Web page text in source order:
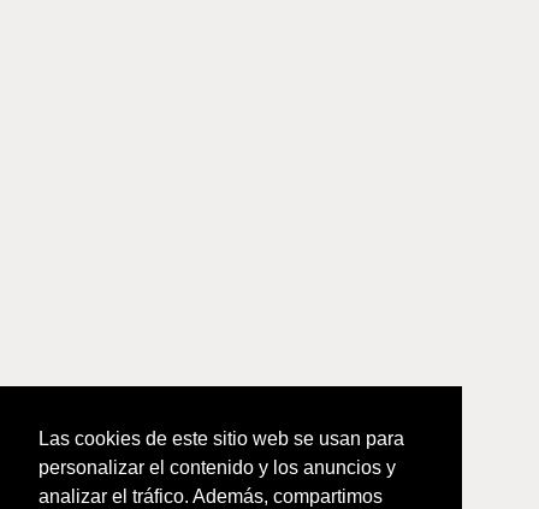
Las cookies de este sitio web se usan para
personalizar el contenido y los anuncios y
analizar el tráfico. Además, compartimos